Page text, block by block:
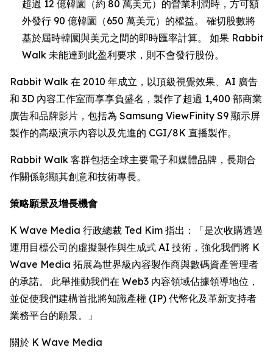
超過 12 億韓圜（約 80 萬美元）的營業利潤時，方可額
外發行 90 億韓圜（650 萬美元）的權益。 確切股數將
基於屆時韓圜與美元之間的即時匯率計算。 如果 Rabbit
Walk 未能達到此盈利要求，則不會發行股份。
Rabbit Walk 在 2010 年成立，以頂級視覺效果、AI 廣告
和 3D 內容工作室而享享負盛名，製作了超過 1,400 部商業
廣告和品牌影片，包括為 Samsung ViewFinity S9 顯示屏
製作的高級演示內容以及先進的 CGI/8K 直播製作。
Rabbit Walk 客群包括全球主要電子和媒體品牌，長期合
作關係彰顯其創意和技術專長。
策略願景及增長機會
K Wave Media 行政總裁 Ted Kim 指出：「是次收購透過
運用目標公司的虛擬製作與生成式 AI 技術，強化我們將 K
Wave Media 拓展為世界級內容製作商與數碼資產管理者
的承諾。 此舉推動我們在 Web3 內容領域佔據領導地位，
並促使我們建構首批將知識產權 (IP) 代幣化及革新支持者
業務平台的願景。」
關於 K Wave Media